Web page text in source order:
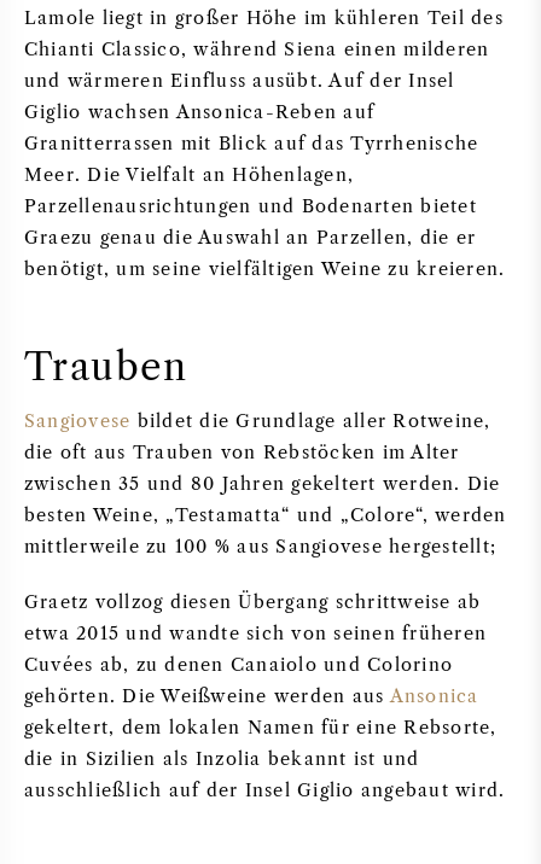
Lamole liegt in großer Höhe im kühleren Teil des
Chianti Classico, während Siena einen milderen
und wärmeren Einfluss ausübt. Auf der Insel
Giglio wachsen Ansonica-Reben auf
Granitterrassen mit Blick auf das Tyrrhenische
Meer. Die Vielfalt an Höhenlagen,
Parzellenausrichtungen und Bodenarten bietet
Graezu genau die Auswahl an Parzellen, die er
benötigt, um seine vielfältigen Weine zu kreieren.
Trauben
Sangiovese bildet die Grundlage aller Rotweine,
die oft aus Trauben von Rebstöcken im Alter
zwischen 35 und 80 Jahren gekeltert werden. Die
besten Weine, „Testamatta“ und „Colore“, werden
mittlerweile zu 100 % aus Sangiovese hergestellt;
Graetz vollzog diesen Übergang schrittweise ab
etwa 2015 und wandte sich von seinen früheren
Cuvées ab, zu denen Canaiolo und Colorino
gehörten. Die Weißweine werden ausAnsonica
gekeltert, dem lokalen Namen für eine Rebsorte,
die in Sizilien als Inzolia bekannt ist und
ausschließlich auf der Insel Giglio angebaut wird.